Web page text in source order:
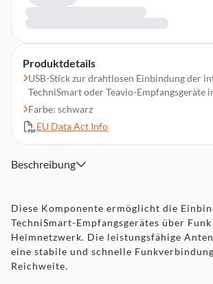
Produktdetails
USB-Stick zur drahtlosen Einbindung der
TechniSmart oder Teavio-Empfangsgeräte
Farbe: schwarz
EU Data Act Info
Beschreibung
Diese Komponente ermöglicht die
TechniSmart-Empfangsgerätes über
Heimnetzwerk. Die leistungsfähige
eine stabile und schnelle
Reichweite.